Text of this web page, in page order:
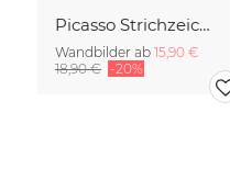
Picasso Strichzeichnung - Eule Terracotta
Wandbilder ab 15,90 €
18,90 € -20%